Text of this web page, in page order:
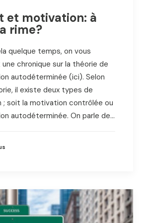
et motivation: à
rime?
quelque temps, on vous
chronique sur la théorie de
autodéterminée (ici). Selon
il existe deux types de
; soit la motivation contrôlée ou
autodéterminée. On parle de…